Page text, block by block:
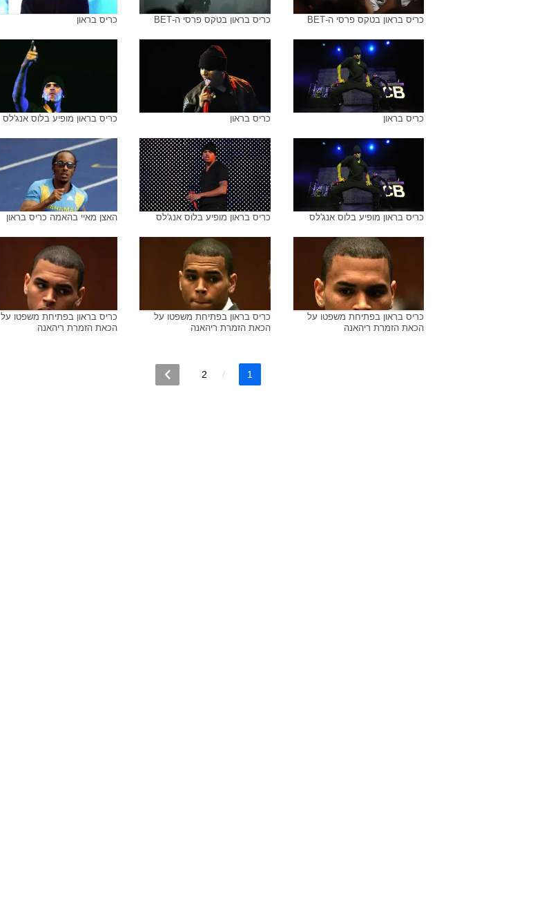
כריס בראון בטקס פרסי ה-BET כריס בראון בטקס פרסי ה-BET כריס בראון
כריס בראון כריס בראון כריס בראון מופיע בלוס אנג'לס
כריס בראון מופיע בלוס אנג'לס כריס בראון מופיע בלוס אנג'לס האצן מאיי בהאמה כריס בראון
כריס בראון בפתיחת משפטו על
הכאת הזמרת ריהאנה
כריס בראון בפתיחת משפטו על
הכאת הזמרת ריהאנה
כריס בראון בפתיחת משפטו על
הכאת הזמרת ריהאנה
1
2